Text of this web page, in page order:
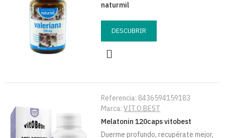
naturmil
DESCUBRIR
Referencia: 8436594159183
Marca:VIT.O.BEST
Melatonin 120caps vitobest
Duerme profundo, recupérate mejor,